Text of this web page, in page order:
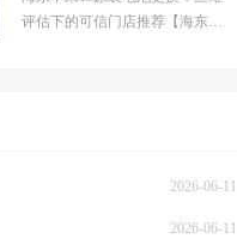
评估下的可信门店推荐【海东
2026-06-11
2026-06-11